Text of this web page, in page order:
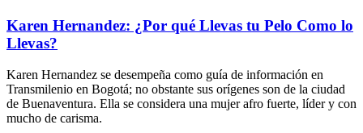
Karen Hernandez: ¿Por qué Llevas tu Pelo Como lo
Llevas?
Karen Hernandez se desempeña como guía de información en
Transmilenio en Bogotá; no obstante sus orígenes son de la ciudad
de Buenaventura. Ella se considera una mujer afro fuerte, líder y con
mucho de carisma.